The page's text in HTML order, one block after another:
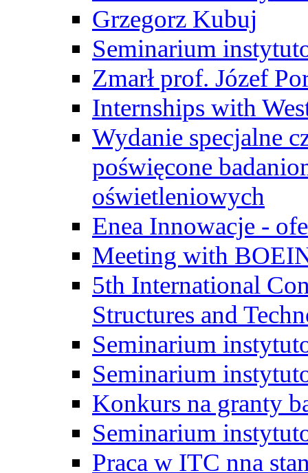
Grzegorz Kubuj
Seminarium
Zmarł prof. Józef
Internships with
Wydanie specjalne
poświęcone
oświetleniowych
Enea Innowacje -
Meeting with
5th International
Structures and
Seminarium
Seminarium
Konkurs na granty
Seminarium
Praca w ITC nna